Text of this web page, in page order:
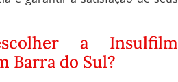
a Insulfilm
Barra do Sul?